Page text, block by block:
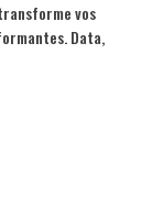
vos
Data,